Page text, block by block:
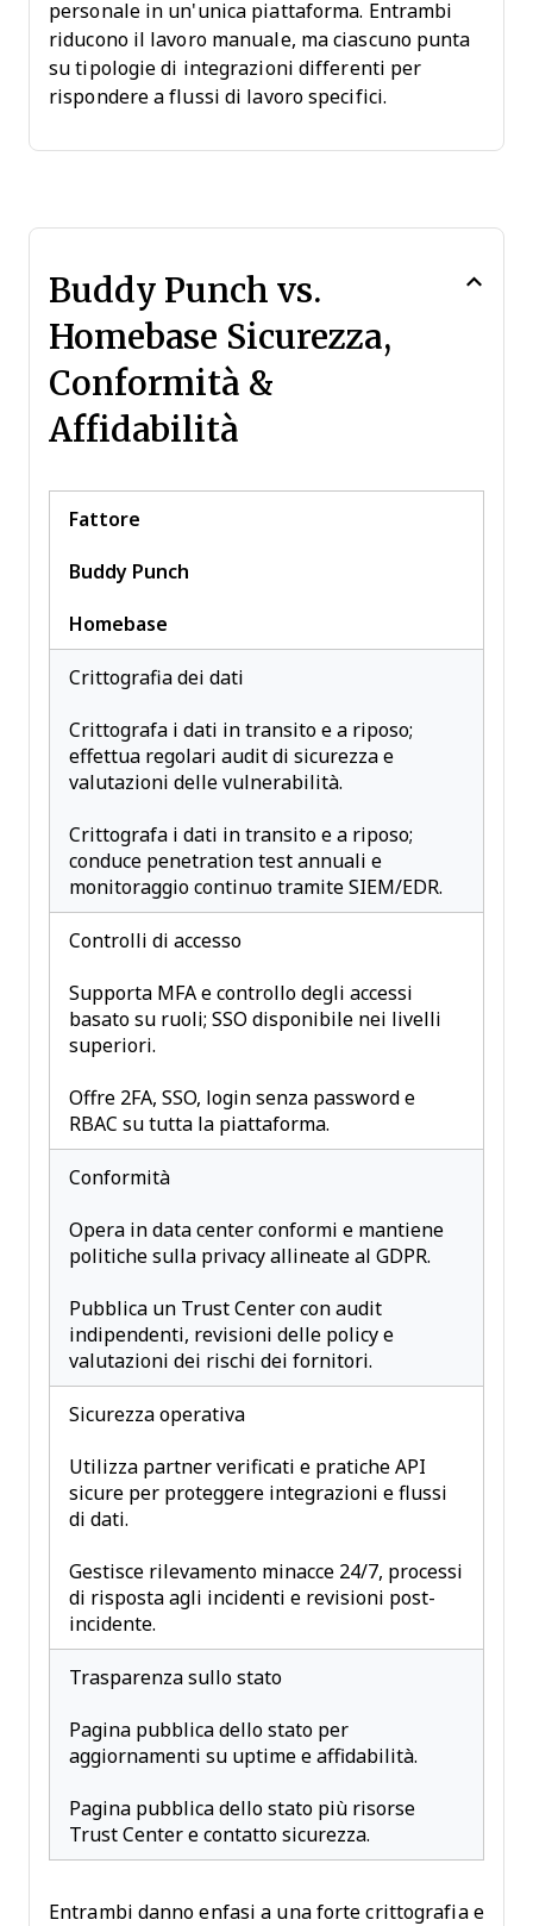
personale in un'unica piattaforma. Entrambi
riducono il lavoro manuale, ma ciascuno punta
su tipologie di integrazioni differenti per
rispondere a flussi di lavoro specifici.
Buddy Punch vs.
Homebase Sicurezza,
Conformità &
Affidabilità
Fattore
Buddy Punch
Homebase
Crittografia dei dati
Crittografa i dati in transito e a riposo;
effettua regolari audit di sicurezza e
valutazioni delle vulnerabilità.
Crittografa i dati in transito e a riposo;
conduce penetration test annuali e
monitoraggio continuo tramite SIEM/EDR.
Controlli di accesso
Supporta MFA e controllo degli accessi
basato su ruoli; SSO disponibile nei livelli
superiori.
Offre 2FA, SSO, login senza password e
RBAC su tutta la piattaforma.
Conformità
Opera in data center conformi e mantiene
politiche sulla privacy allineate al GDPR.
Pubblica un Trust Center con audit
indipendenti, revisioni delle policy e
valutazioni dei rischi dei fornitori.
Sicurezza operativa
Utilizza partner verificati e pratiche API
sicure per proteggere integrazioni e flussi
di dati.
Gestisce rilevamento minacce 24/7, processi
di risposta agli incidenti e revisioni post-
incidente.
Trasparenza sullo stato
Pagina pubblica dello stato per
aggiornamenti su uptime e affidabilità.
Pagina pubblica dello stato più risorse
Trust Center e contatto sicurezza.
Entrambi danno enfasi a una forte crittografia e